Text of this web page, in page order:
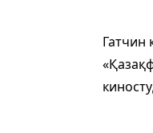
Гатчин